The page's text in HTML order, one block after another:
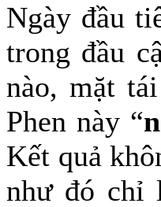
Ngày đầu
trong đầu
nào, mặt
Phen này “
Kết quả
như đó chỉ